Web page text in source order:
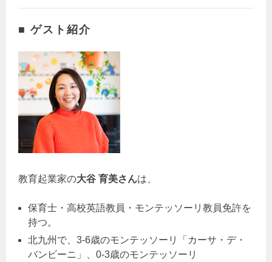
■ ゲスト紹介
教育起業家の大谷 育美さんは、
保育士・高校英語教員・モンテッソーリ教員免許を
持つ。
北九州で、3-6歳のモンテッソーリ「カーサ・デ・
バンビーニ」、0-3歳のモンテッソーリ